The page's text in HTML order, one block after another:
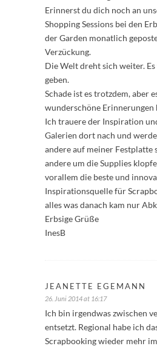
Erinnerst du dich noch an
Shopping Sessions bei den
der Garden monatlich
Verzückung.
Die Welt dreht sich weiter.
geben.
Schade ist es trotzdem, aber
wunderschöne Erinnerungen
Ich trauere der Inspiration
Galerien dort nach und
andere auf meiner Festplatte
andere um die Supplies
vorallem die beste und
Inspirationsquelle für
alles was danach kam nur
Erbsige Grüße
InesB
JEANETTE EGEMANN
26. Juni 2014 at 16:17
Ich bin irgendwas zwischen
entsetzt. Regional habe ich
Scrapbooking wieder mehr